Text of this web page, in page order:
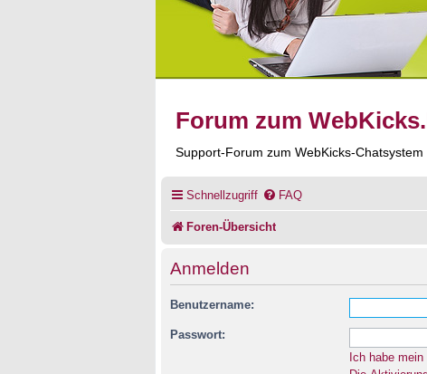
Forum zum
Support-Forum zum WebKicks-Chatsystem
Schnellzugriff FAQ
Foren-Übersicht
Anmelden
Benutzername:
Passwort:
Ich habe